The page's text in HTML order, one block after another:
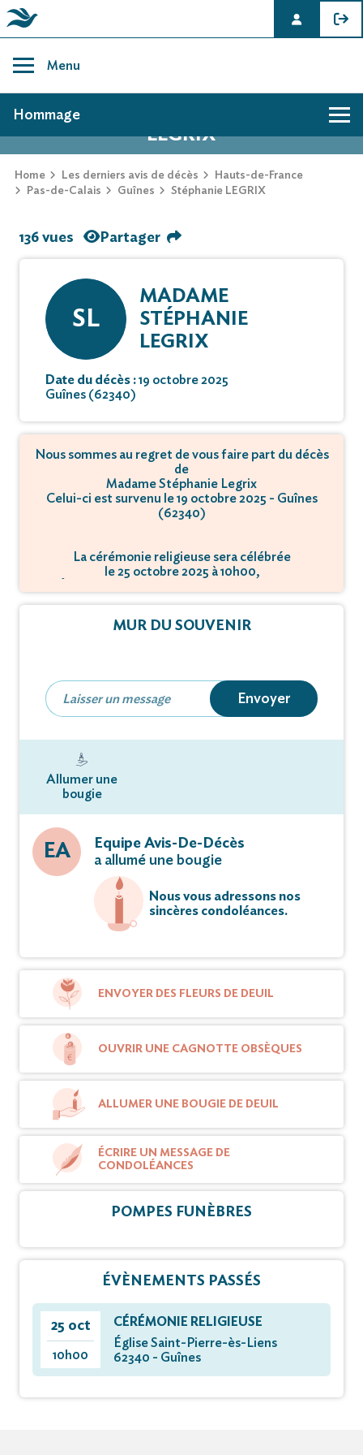
content
Menu
AVIS DE DÉCÈS DE STÉPHANIE
LEGRIX
Home Les derniers avis de décès
Hauts-de-France
Pas-de-Calais
Guînes Stéphanie LEGRIX
Hommage
136 vues Partager
SL
MADAME
STÉPHANIE
LEGRIX
Date du décès :19 octobre 2025
Guînes (62340)
Nous sommes au regret de vous faire part du décès
de
Madame Stéphanie Legrix
Celui-ci est survenu le 19 octobre 2025 - Guînes
(62340)
La cérémonie religieuse sera célébrée
le 25 octobre 2025 à 10h00,
MUR DU SOUVENIR
Envoyer
Allumer une
bougie
EA
Equipe Avis-De-Décès
a allumé une bougie
Nous vous adressons nos
sincères condoléances.
ENVOYER DES FLEURS DE DEUIL
OUVRIR UNE CAGNOTTE OBSÈQUES
ALLUMER UNE BOUGIE DE DEUIL
ÉCRIRE UN MESSAGE DE
CONDOLÉANCES
POMPES FUNÈBRES
ÉVÈNEMENTS PASSÉS
25 oct
10h00
CÉRÉMONIE RELIGIEUSE
Église Saint-Pierre-ès-Liens
62340 - Guînes